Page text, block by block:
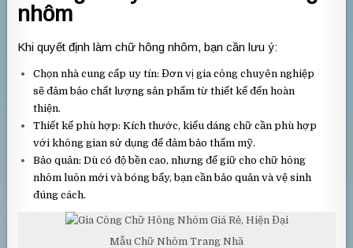
nhôm
Khi quyết định làm chữ hông nhôm, bạn cần lưu ý:
Chọn nhà cung cấp uy tín: Đơn vị gia công chuyên nghiệp
sẽ đảm bảo chất lượng sản phẩm từ thiết kế đến hoàn
thiện.
Thiết kế phù hợp: Kích thước, kiểu dáng chữ cần phù hợp
với không gian sử dụng để đảm bảo thẩm mỹ.
Bảo quản: Dù có độ bền cao, nhưng để giữ cho chữ hông
nhôm luôn mới và bóng bẩy, bạn cần bảo quản và vệ sinh
đúng cách.
Mẫu Chữ Nhôm Trang Nhã